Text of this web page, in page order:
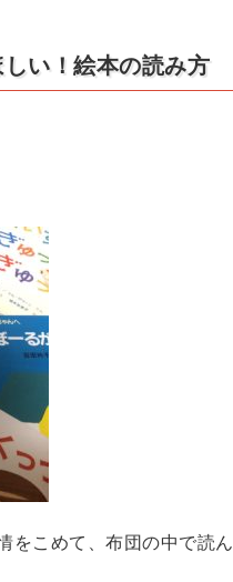
い！絵本の読み方
をこめて、布団の中で読ん